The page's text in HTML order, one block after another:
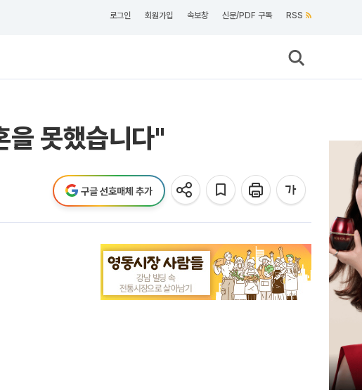
로그인 회원가입 속보창 신문/PDF 구독 RSS
을 못했습니다"
구글 선호매체 추가